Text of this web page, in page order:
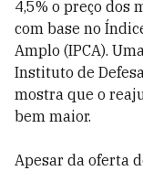
4,5% o preço dos
com base no
Amplo (IPCA).
Instituto de
mostra que o
bem maior.
Apesar da oferta